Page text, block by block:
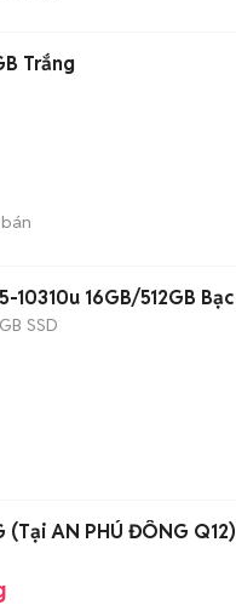
Trắng
10310u 16GB/512GB Bạc
SSD
(Tại AN PHÚ ĐÔNG Q12)